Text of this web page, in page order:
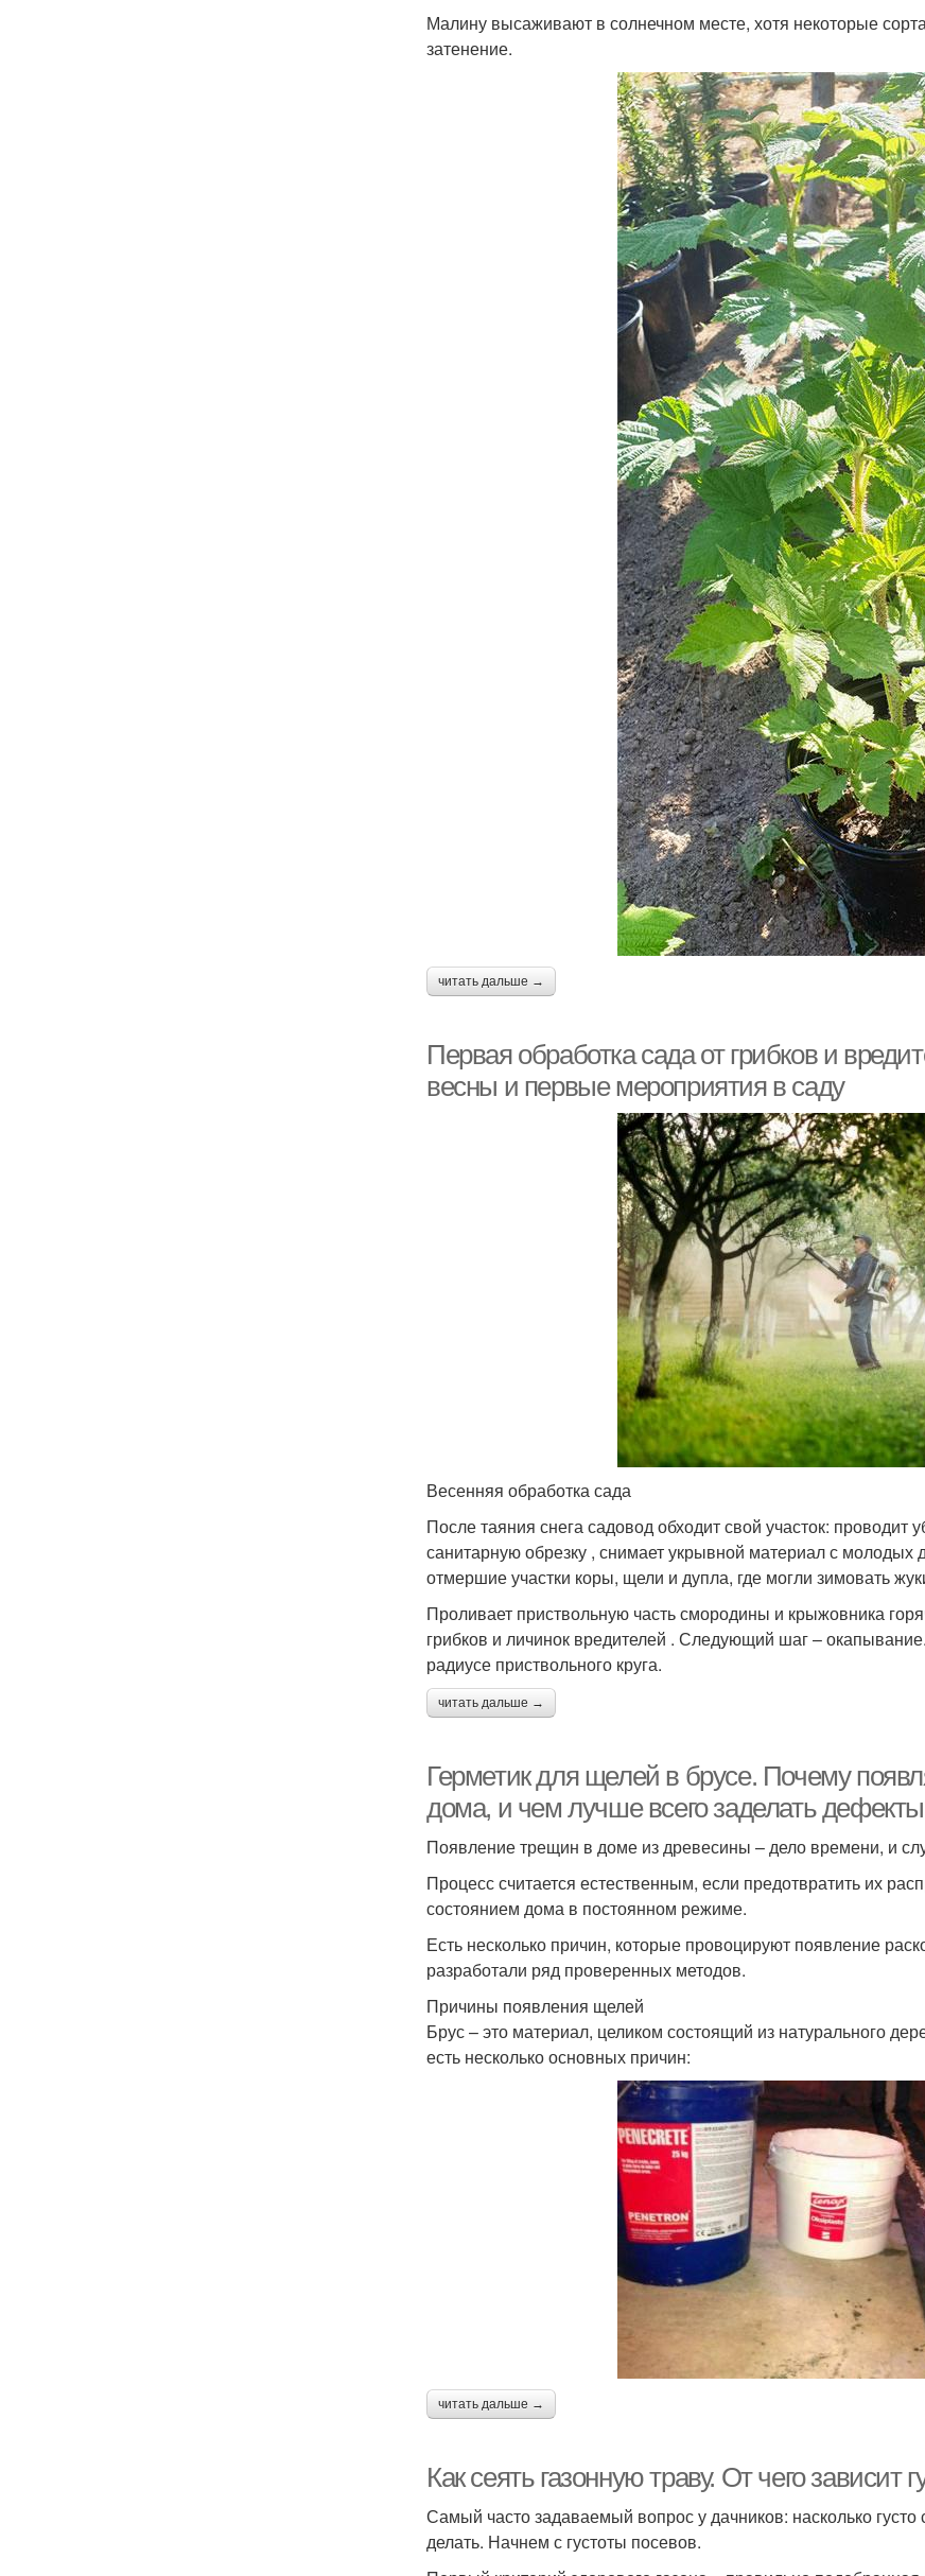
Малину высаживают в солнечном месте, хотя некоторые
затенение.
читать дальше →
Первая обработка сада от грибков и
весны и первые мероприятия в саду
Весенняя обработка сада
После таяния снега садовод обходит свой участок: проводит
санитарную обрезку , снимает укрывной материал с молодых
отмершие участки коры, щели и дупла, где могли зимовать
Проливает приствольную часть смородины и крыжовника
грибков и личинок вредителей . Следующий шаг –
радиусе приствольного круга.
читать дальше →
Герметик для щелей в брусе. Почему
дома, и чем лучше всего заделать
Появление трещин в доме из древесины – дело времени, и
Процесс считается естественным, если предотвратить их
состоянием дома в постоянном режиме.
Есть несколько причин, которые провоцируют появление
разработали ряд проверенных методов.
Причины появления щелей
Брус – это материал, целиком состоящий из натурального
есть несколько основных причин:
читать дальше →
Как сеять газонную траву. От чего зависит
Самый часто задаваемый вопрос у дачников: насколько
делать. Начнем с густоты посевов.